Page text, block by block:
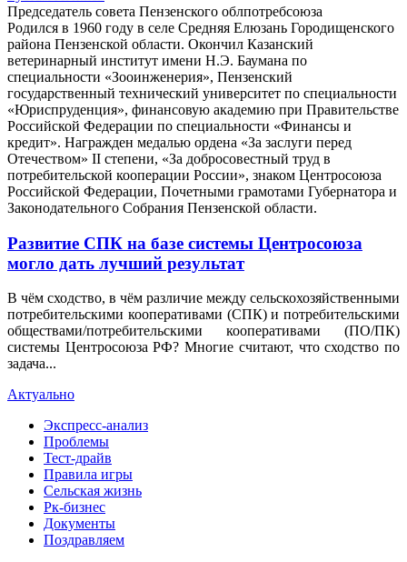
Председатель совета Пензенского облпотребсоюза
Родился в 1960 году в селе Средняя Елюзань Городищенского
района Пензенской области. Окончил Казанский
ветеринарный институт имени Н.Э. Баумана по
специальности «Зооинженерия», Пензенский
государственный технический университет по специальности
«Юриспруденция», финансовую академию при Правительстве
Российской Федерации по специальности «Финансы и
кредит». Награжден медалью ордена «За заслуги перед
Отечеством» II степени, «За добросовестный труд в
потребительской кооперации России», знаком Центросоюза
Российской Федерации, Почетными грамотами Губернатора и
Законодательного Собрания Пензенской области.
Развитие СПК на базе системы Центросоюза
могло дать лучший результат
В чём сходство, в чём различие между сельскохозяйственными
потребительскими кооперативами (СПК) и потребительскими
обществами/потребительскими кооперативами (ПО/ПК)
системы Центросоюза РФ? Многие считают, что сходство по
задача...
Актуально
Экспресс-анализ
Проблемы
Тест-драйв
Правила игры
Сельская жизнь
Рк-бизнес
Документы
Поздравляем